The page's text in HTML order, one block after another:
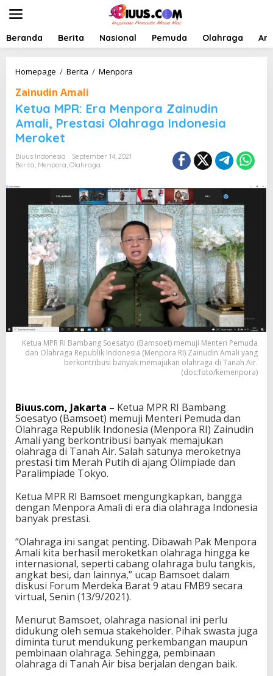
t
Beranda Berita Nasional Pemuda Olahraga
Homepage / Berita / Menpora
u
a
M
a
M
e
n
p
o
r
a
Z
a
n
u
d
i
n
A
i
,
P
r
e
s
s
a
h
r
a
g
n
d
o
n
e
Zainudin Amali
Ketua MPR: Era Menpora Zainudin
Amali, Prestasi Olahraga Indonesia
Meroket
Biuus Indonesia
September 14, 2021
Berita, Menpora, Olahraga
Ketua MPR RI Bambang Soesatyo (Bamsoet) memuji Menteri Pemuda
dan Olahraga Republik Indonesia (Menpora RI) Zainudin Amali yang
berkontribusi banyak memajukan olahraga di Tanah Air.
(doc:foto/kemenpora)
Biuus.com, Jakarta – Ketua MPR RI Bambang
Soesatyo (Bamsoet) memuji Menteri Pemuda dan
Olahraga Republik Indonesia (Menpora RI) Zainudin
Amali yang berkontribusi banyak memajukan
olahraga di Tanah Air. Salah satunya meroketnya
prestasi tim Merah Putih di ajang Olimpiade dan
Paralimpiade Tokyo.
Ketua MPR RI Bamsoet mengungkapkan, bangga
dengan Menpora Amali di era dia olahraga Indonesia
banyak prestasi.
“Olahraga ini sangat penting. Dibawah Pak Menpora
Amali kita berhasil meroketkan olahraga hingga ke
internasional, seperti cabang olahraga bulu tangkis,
angkat besi, dan lainnya,” ucap Bamsoet dalam
diskusi Forum Merdeka Barat 9 atau FMB9 secara
virtual, Senin (13/9/2021).
Menurut Bamsoet, olahraga nasional ini perlu
didukung oleh semua stakeholder. Pihak swasta juga
diminta turut mendukung perkembangan maupun
pembinaan olahraga. Sehingga, pembinaan
olahraga di Tanah Air bisa berjalan dengan baik.